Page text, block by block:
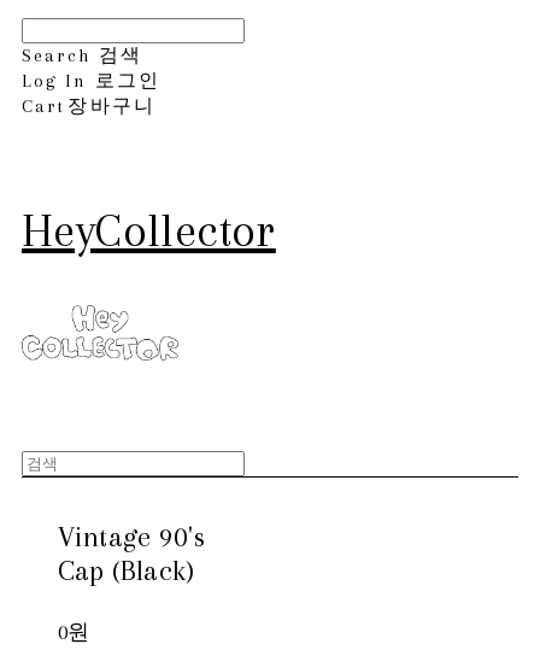
Search 검색
Log In
로그인
Cart 장바구니
HeyCollector
Vintage 90's
Cap (Black)
0원